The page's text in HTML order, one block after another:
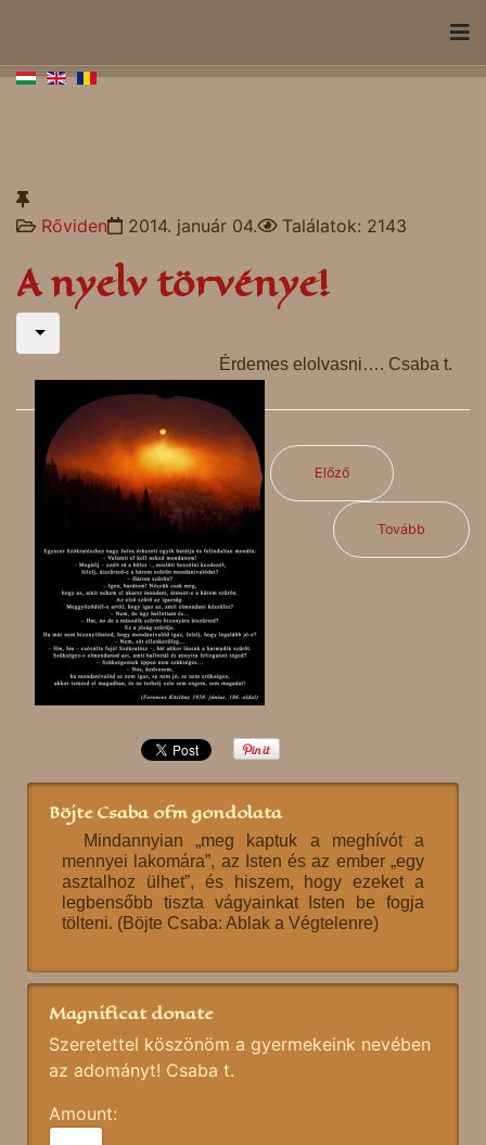
Rőviden 2014. január 04. Találatok: 2143
A nyelv törvénye!
Érdemes elolvasni…. Csaba t.
Előző
Tovább
Böjte Csaba ofm gondolata
Mindannyian „meg kaptuk a meghívót a
mennyei lakomára”, az Isten és az ember „egy
asztalhoz ülhet”, és hiszem, hogy ezeket a
legbensőbb tiszta vágyainkat Isten be fogja
tölteni. (Böjte Csaba: Ablak a Végtelenre)
Magnificat donate
Szeretettel köszönöm a gyermekeink nevében
az adományt! Csaba t.
Amount: